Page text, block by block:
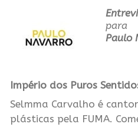
para
Paulo
Império dos Puros
Selmma Carvalho é
plásticas pela FUMA.